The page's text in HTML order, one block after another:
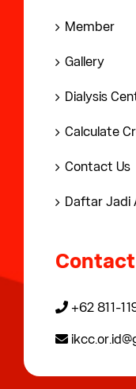
Member
Gallery
Dialysis
Calculate
Contact Us
Daftar Jadi
+62 811-